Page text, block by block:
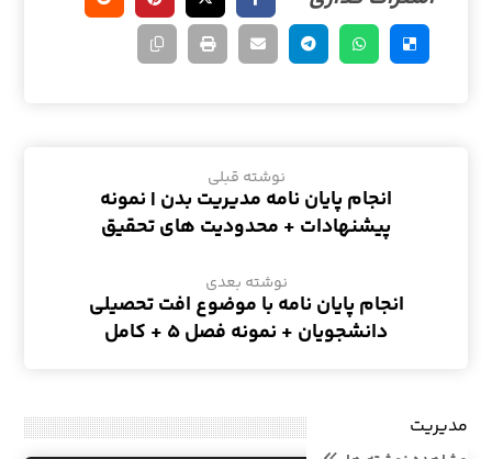
نوشته قبلی
انجام پایان نامه مدیریت بدن | نمونه
پیشنهادات + محدودیت های تحقیق
نوشته بعدی
انجام پایان نامه با موضوع افت تحصیلی
دانشجویان + نمونه فصل ۵ + کامل
مدیریت